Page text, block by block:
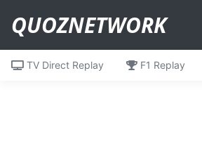
QUOZNETWORK
TV Direct Replay F1 Replay